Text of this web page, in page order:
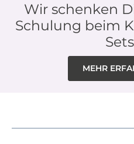
Wir schenken
Schulung beim
Sets
MEHR